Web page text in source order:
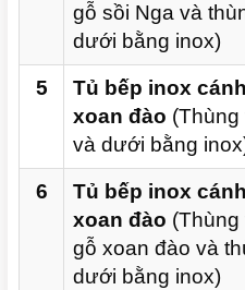
gỗ sồi Nga và
dưới bằng inox)
5
Tủ bếp inox
xoan đào (Thùng
và dưới bằng
6
Tủ bếp inox
xoan đào (Thùng
gỗ xoan đào và
dưới bằng inox)